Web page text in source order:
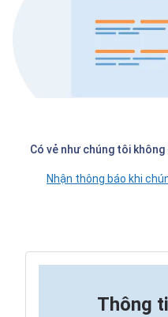
Có vẻ như chúng tôi
Nhận thông báo khi
Thông